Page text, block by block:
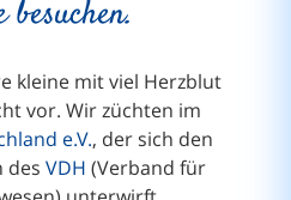
kleine mit viel Herzblut
vor. Wir züchten im
e.V., der sich den
des VDH (Verband für